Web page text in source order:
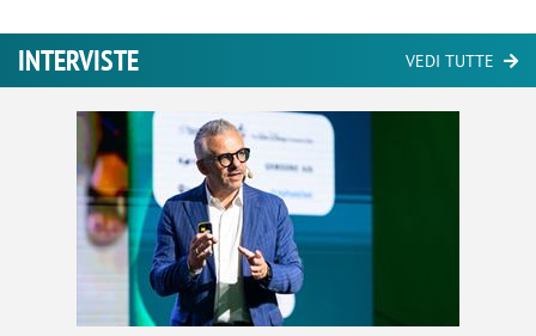
INTERVISTE VEDI TUTTE